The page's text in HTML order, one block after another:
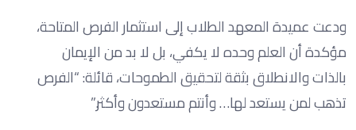
ودعت عميدة المعهد الطلاب إلى استثمار الفرص المتاحة،
مؤكدة أن العلم وحده لا يكفي، بل لا بد من الإيمان
بالذات والانطلاق بثقة لتحقيق الطموحات، قائلة: “الفرص
تذهب لمن يستعد لها… وأنتم مستعدون وأكثر.”